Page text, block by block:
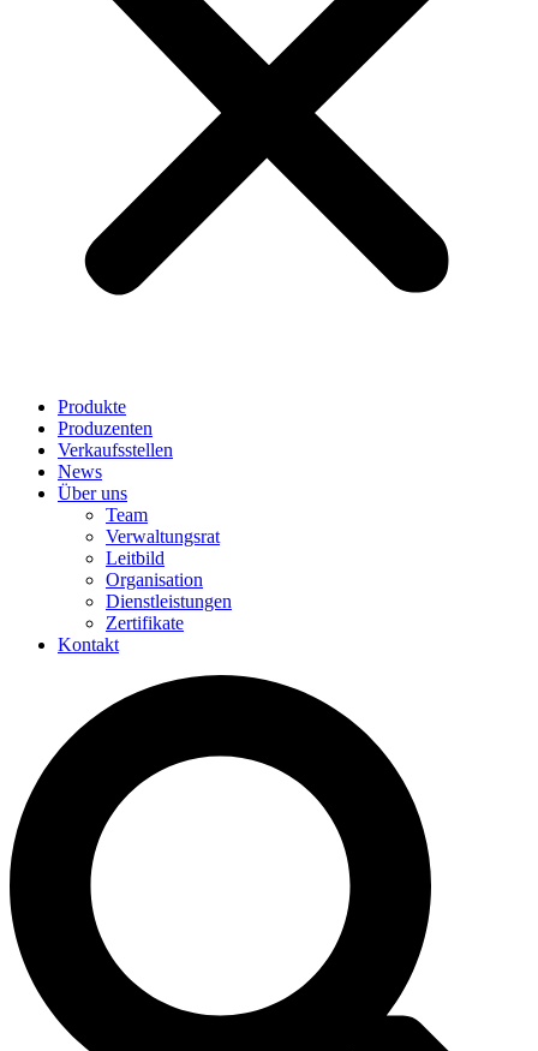
Produkte
Produzenten
Verkaufsstellen
News
Über uns
Team
Verwaltungsrat
Leitbild
Organisation
Dienstleistungen
Zertifikate
Kontakt